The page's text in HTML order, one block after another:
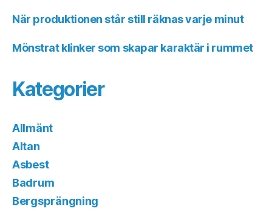
När produktionen står still räknas varje minut
Mönstrat klinker som skapar karaktär i rummet
Kategorier
Allmänt
Altan
Asbest
Badrum
Bergsprängning